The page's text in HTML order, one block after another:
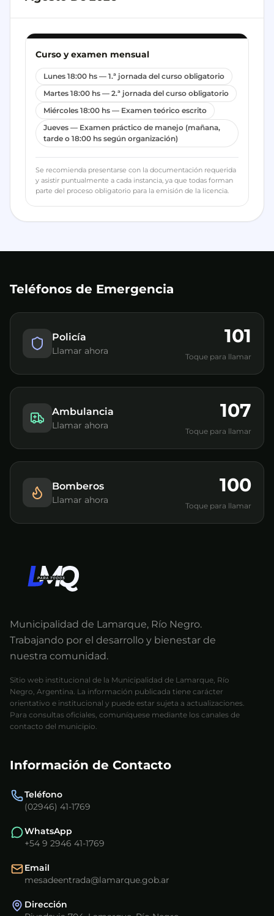
Curso y examen mensual
Lunes 18:00 hs — 1.ª jornada del curso obligatorio
Martes 18:00 hs — 2.ª jornada del curso obligatorio
Miércoles 18:00 hs — Examen teórico escrito
Jueves — Examen práctico de manejo (mañana,
tarde o 18:00 hs según organización)
Se recomienda presentarse con la documentación requerida
y asistir puntualmente a cada instancia, ya que todas forman
parte del proceso obligatorio para la emisión de la licencia.
Teléfonos de Emergencia
Policía
Llamar ahora
101
Toque para llamar
Ambulancia
Llamar ahora
107
Toque para llamar
Bomberos
Llamar ahora
100
Toque para llamar
Municipalidad de Lamarque, Río Negro.
Trabajando por el desarrollo y bienestar de
nuestra comunidad.
Sitio web institucional de la Municipalidad de Lamarque, Río
Negro, Argentina. La información publicada tiene carácter
orientativo e institucional y puede estar sujeta a actualizaciones.
Para consultas oficiales, comuníquese mediante los canales de
contacto del municipio.
Información de Contacto
Teléfono
(02946) 41-1769
WhatsApp
+54 9 2946 41-1769
Email
mesadeentrada@lamarque.gob.ar
Dirección